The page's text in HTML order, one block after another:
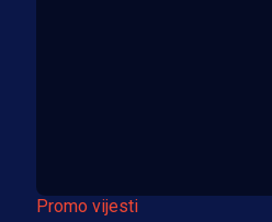
Promo vijesti